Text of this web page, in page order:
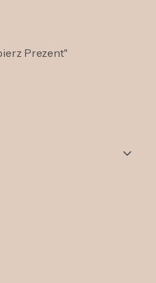
Prezent"